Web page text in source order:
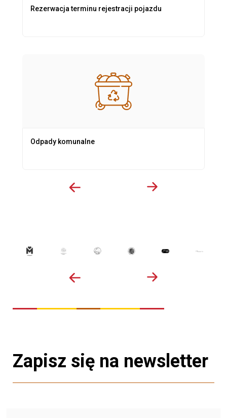
Rezerwacja terminu rejestracji pojazdu
Odpady komunalne
Zapisz się na newsletter